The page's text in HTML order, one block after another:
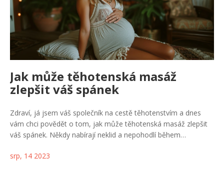
Jak může těhotenská masáž
zlepšit váš spánek
Zdraví, já jsem váš společník na cestě těhotenstvím a dnes
vám chci povědět o tom, jak může těhotenská masáž zlepšit
váš spánek. Někdy nabírají neklid a nepohodlí během
i pro miminko nepříznivé. Mnohé studie ukázaly, že pravidelné
srp, 14 2023